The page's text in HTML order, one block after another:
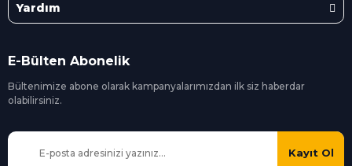
Yardım
E-Bülten Abonelik
Bültenimize abone olarak kampanyalarımızdan ilk siz haberdar
olabilirsiniz.
Kayıt Ol